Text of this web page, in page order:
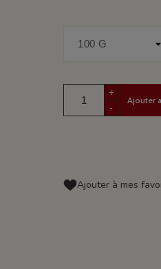
+
-
Ajouter
Ajouter à mes